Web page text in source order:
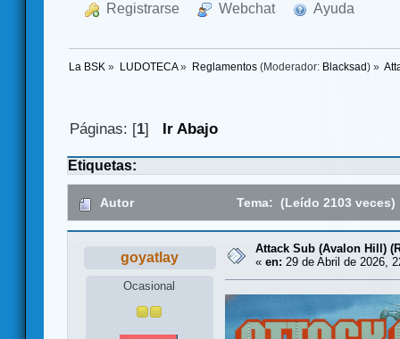
Registrarse Webchat Ayuda
La BSK » LUDOTECA» Reglamentos(Moderador: Blacksad ) »
Páginas: [1] Ir Abajo
Etiquetas:
Autor Tema: (Leído 2103 veces)
goyatlay
Ocasional
Attack Sub (Avalon Hill)
« en: 29 de Abril de 2026,